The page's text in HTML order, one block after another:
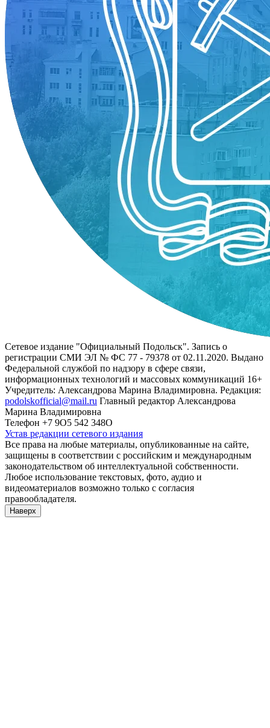
Сетевое издание "Официальный Подольск". Запись о
регистрации СМИ ЭЛ № ФС 77 - 79378 от 02.11.2020. Выдано
Федеральной службой по надзору в сфере связи,
информационных технологий и массовых коммуникаций 16+
Учредитель: Александрова Марина Владимировна. Редакция:
podolskofficial@mail.ru Главный редактор Александрова
Марина Владимировна
Телефон +7 9О5 542 348О
Устав редакции сетевого издания
Все права на любые материалы, опубликованные на сайте,
защищены в соответствии с российским и международным
законодательством об интеллектуальной собственности.
Любое использование текстовых, фото, аудио и
видеоматериалов возможно только с согласия
правообладателя.
Наверх